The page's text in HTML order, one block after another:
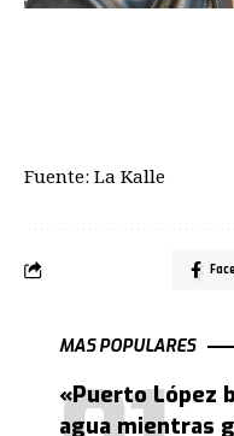
Fuente: La Kalle
MAS POPULARES
«Puerto López
agua mientras